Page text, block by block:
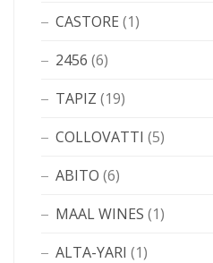
CASTORE (1)
2456 (6)
TAPIZ (19)
COLLOVATTI (5)
ABITO (6)
MAAL WINES (1)
ALTA-YARI (1)